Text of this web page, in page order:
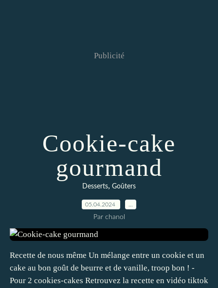
Publicité
Cookie-cake
gourmand
Desserts, Goûters
05.04.2024
Par chanol
Recette de nous même Un mélange entre un cookie et un
cake au bon goût de beurre et de vanille, troop bon ! -
Pour 2 cookies-cakes Retrouvez la recette en vidéo tiktok